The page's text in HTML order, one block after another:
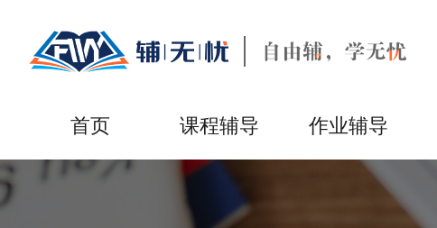
首页 课程辅导 作业辅导